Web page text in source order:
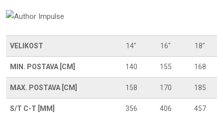
VELIKOST 14" 16" 18"
MIN. POSTAVA [CM] 140 155 168
MAX. POSTAVA [CM] 158 170 185
S/T C-T [MM] 356 406 457